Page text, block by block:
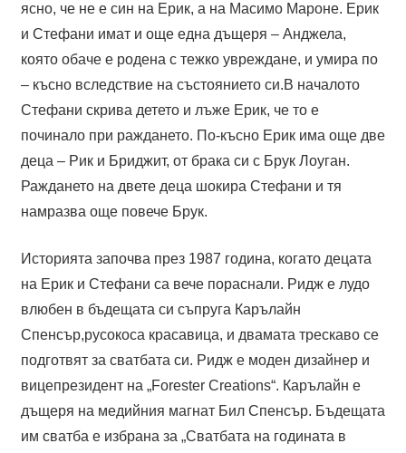
ясно, че не е син на Ерик, а на Масимо Мароне. Ерик
и Стефани имат и още една дъщеря – Анджела,
която обаче е родена с тежко увреждане, и умира по
– късно вследствие на състоянието си.В началото
Стефани скрива детето и лъже Ерик, че то е
починало при раждането. По-късно Ерик има още две
деца – Рик и Бриджит, от брака си с Брук Лоуган.
Раждането на двете деца шокира Стефани и тя
намразва още повече Брук.
Историята започва през 1987 година, когато децата
на Ерик и Стефани са вече пораснали. Ридж е лудо
влюбен в бъдещата си съпруга Карълайн
Спенсър,русокоса красавица, и двамата трескаво се
подготвят за сватбата си. Ридж е моден дизайнер и
вицепрезидент на „Forester Creations“. Карълайн е
дъщеря на медийния магнат Бил Спенсър. Бъдещата
им сватба е избрана за „Сватбата на годината в